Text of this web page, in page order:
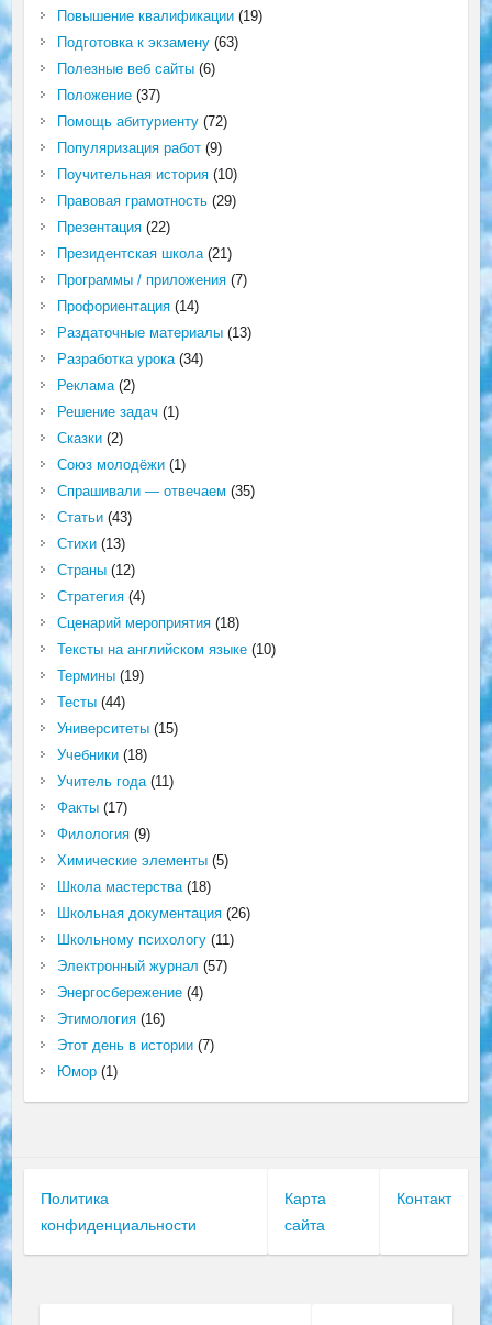
Повышение квалификации(19)
Подготовка к экзамену(63)
Полезные веб сайты(6)
Положение(37)
Помощь абитуриенту(72)
Популяризация работ(9)
Поучительная история(10)
Правовая грамотность(29)
Презентация(22)
Президентская школа(21)
Программы / приложения(7)
Профориентация(14)
Раздаточные материалы(13)
Разработка урока(34)
Реклама(2)
Решение задач (1)
Сказки(2)
Союз молодёжи(1)
Спрашивали — отвечаем (35)
Статьи(43)
Стихи(13)
Страны(12)
Стратегия(4)
Сценарий мероприятия(18)
Тексты на английском языке(10)
Термины(19)
Тесты(44)
Университеты(15)
Учебники(18)
Учитель года(11)
Факты(17)
Филология(9)
Химические элементы(5)
Школа мастерства(18)
Школьная документация(26)
Школьному психологу(11)
Электронный журнал (57)
Энергосбережение(4)
Этимология(16)
Этот день в истории(7)
Юмор(1)
Политика
конфиденциальности
Карта
сайта
Контакт